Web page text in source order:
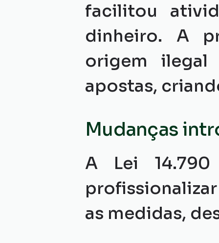
facilitou
dinheiro. A
origem ilegal
apostas,
Mudanças
A Lei 14.790
as medidas,